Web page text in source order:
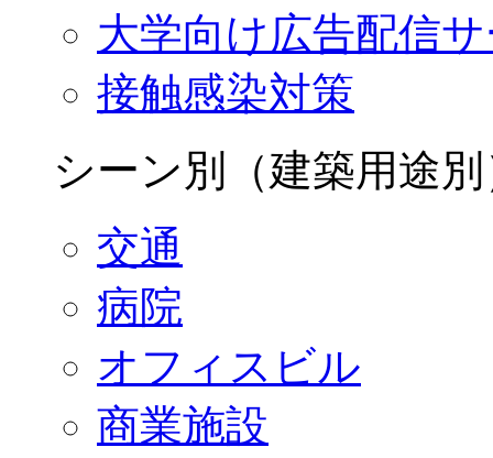
大学向け広告配信
接触感染対策
シーン別（建築用途
交通
病院
オフィスビル
商業施設